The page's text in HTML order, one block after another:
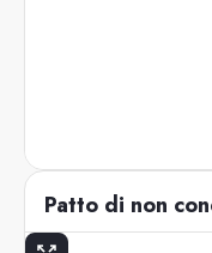
Patto di non